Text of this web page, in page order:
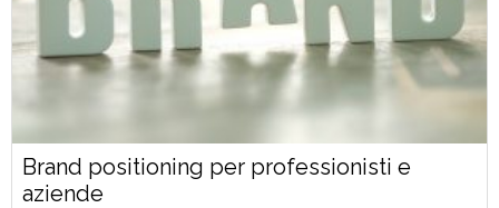
Brand positioning per professionisti e
aziende